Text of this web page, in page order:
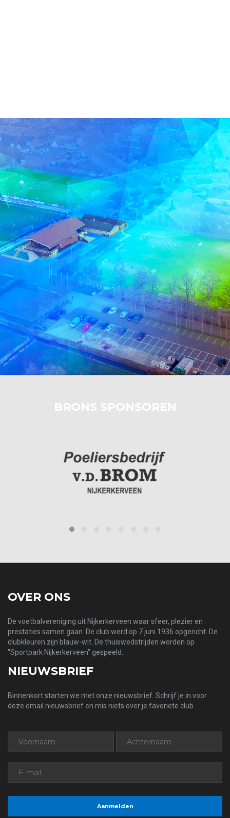
BRONS SPONSOREN
OVER ONS
De voetbalvereniging uit Nijkerkerveen waar sfeer, plezier en
prestaties samen gaan. De club werd op 7 juni 1936 opgericht. De
clubkleuren zijn blauw-wit. De thuiswedstrijden worden op
“Sportpark Nijkerkerveen” gespeeld.
NIEUWSBRIEF
Binnenkort starten we met onze nieuwsbrief. Schrijf je in voor
deze email nieuwsbrief en mis niets over je favoriete club.